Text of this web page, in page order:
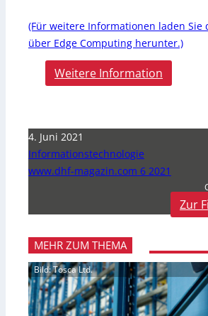
(Für weitere Informationen laden Sie
über Edge Computing herunter.)
Weitere Information
4. Juni 2021
Informationstechnologie
www.dhf-magazin.com 6 2021
Zur
MEHR ZUM THEMA
Bild: Tosca Ltd.